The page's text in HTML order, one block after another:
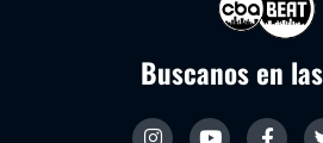
Buscanos en